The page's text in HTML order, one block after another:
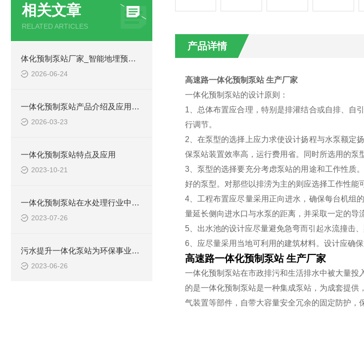
相关文章
RELATED ARTICLES
体化预制泵站厂家_智能地埋预制泵站-凌科环保
2026-06-24
一体化预制泵站产品介绍及应用范围
2026-03-23
一体化预制泵站特点及应用
2023-10-21
一体化预制泵站在水处理行业中的应用
2023-07-26
污水提升一体化泵站为环保事业做出了哪些贡献？
2023-06-26
产品详情
高速路一体化预制泵站 生产厂家
一体化预制泵站的设计原则：
1、总体布置应合理，特别是排灌结合或自排、自
行调节。
2、在泵型的选择上应力求使设计扬程与水泵额定
保泵站装置效率高，运行费用省。同时所选用的泵
3、泵型的选择要充分考虑泵站的用途和工作性质
好的泵型。对那些以排涝为主的则应选择工作性能
4、工程布置应尽量采用正向进水，确保每台机组
量延长侧向进水口与水泵的距离，并采取一定的导
5、出水池的设计应尽量避免急弯而引起水流撞击
6、应尽量采用当地可利用的建筑材料。设计应确
高速路一体化预制泵站 生产厂家
一体化预制泵站在市政排污和生活排水中被大量
的是一体化预制泵站是一种集成泵站，为成套提
气装置等部件，自带大容量安全冗余的固定防护，